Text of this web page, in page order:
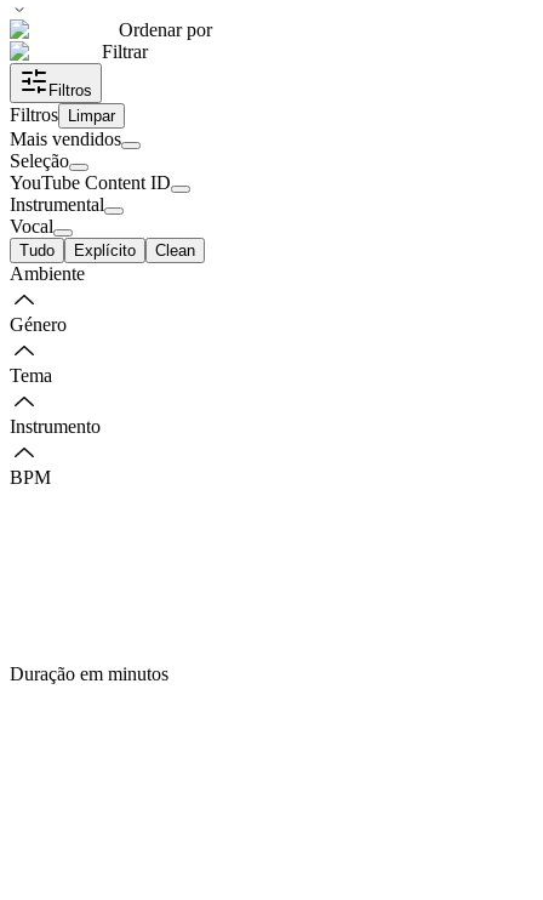
Ordenar por
Filtrar
Filtros
Filtros Limpar
Mais vendidos
Seleção
YouTube Content ID
Instrumental
Vocal
Tudo Explícito Clean
Ambiente
Género
Tema
Instrumento
BPM
Duração em minutos